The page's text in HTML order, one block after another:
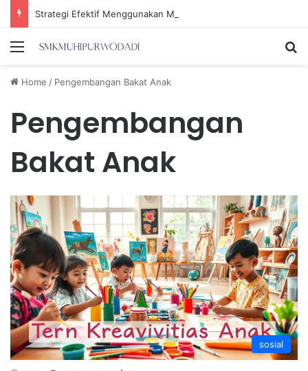
Menu
Home / Pengembangan Bakat Anak
Pengembangan
Bakat Anak
sosial